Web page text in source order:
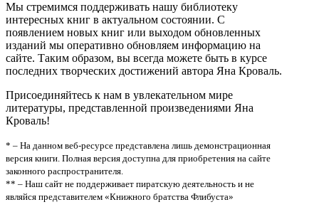
Мы стремимся поддерживать нашу библиотеку
интересных книг в актуальном состоянии. С
появлением новых книг или выходом обновленных
изданий мы оперативно обновляем информацию на
сайте. Таким образом, вы всегда можете быть в курсе
последних творческих достижений автора Яна Кроваль.
Присоединяйтесь к нам в увлекательном мире
литературы, представленной произведениями Яна
Кроваль!
* – На данном веб-ресурсе представлена лишь демонстрационная
версия книги. Полная версия доступна для приобретения на сайте
законного распространителя.
** – Наш сайт не поддерживает пиратскую деятельность и не
являйся представителем «Книжного братства Флибуста»